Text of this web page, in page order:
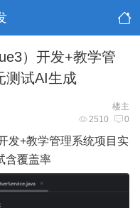
）开发+教学管
测试AI生成
楼主
2510 0
发+教学管理系统项目实
含覆盖率